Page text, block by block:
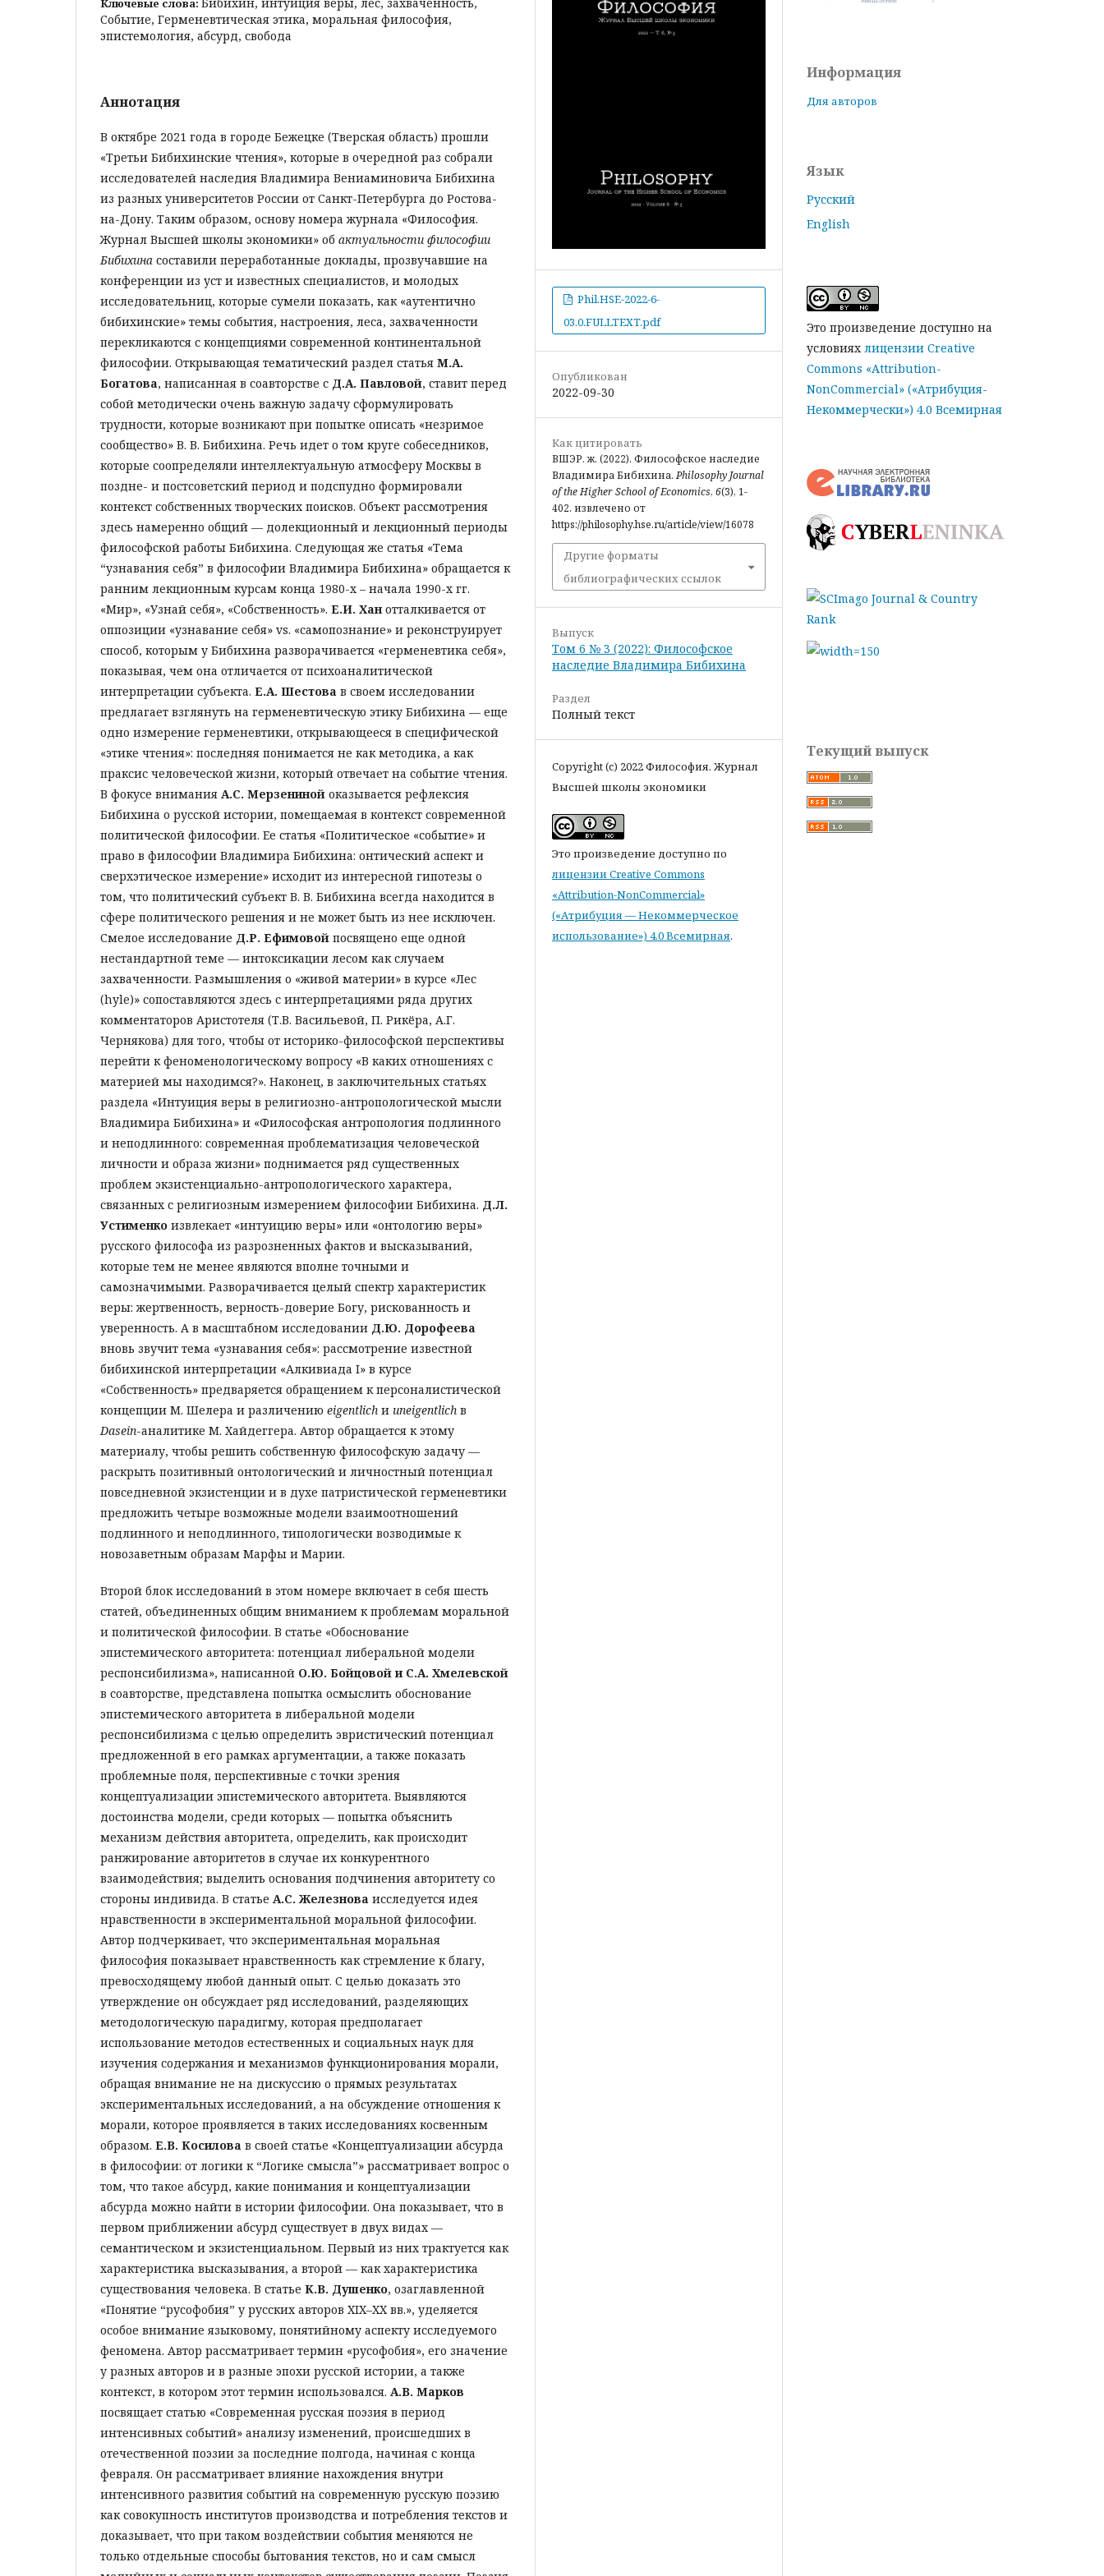
Ключевые слова:
Событие, Герменевтическая этика, моральная философия,
эпистемология, абсурд, свобода
Аннотация
В октябре 2021 года в городе Бежецке (Тверская область) прошли
«Третьи Бибихинские чтения», которые в очередной раз собрали
исследователей наследия Владимира Вениаминовича Бибихина
из разных университетов России от Санкт-Петербурга до Ростова-
на-Дону. Таким образом, основу номера журнала «Философия.
Журнал Высшей школы экономики» об актуальности философии
Бибихина составили переработанные доклады, прозвучавшие на
конференции из уст и известных специалистов, и молодых
исследовательниц, которые сумели показать, как «аутентично
бибихинские» темы события, настроения, леса, захваченности
перекликаются с концепциями современной континентальной
философии. Открывающая тематический раздел статья М.А.
Богатова, написанная в соавторстве с Д.А. Павловой, ставит перед
собой методически очень важную задачу сформулировать
трудности, которые возникают при попытке описать «незримое
сообщество» В. В. Бибихина. Речь идет о том круге собеседников,
которые соопределяли интеллектуальную атмосферу Москвы в
поздне- и постсоветский период и подспудно формировали
контекст собственных творческих поисков. Объект рассмотрения
здесь намеренно общий — долекционный и лекционный периоды
философской работы Бибихина. Cледующая же статья «Тема
“узнавания себя” в философии Владимира Бибихина» обращается к
ранним лекционным курсам конца 1980-х – начала 1990-х гг.
«Мир», «Узнай себя», «Собственность». Е.И. Ханотталкивается от
оппозиции «узнавание себя» vs. «самопознание» и реконструирует
способ, которым у Бибихина разворачивается «герменевтика себя»,
показывая, чем она отличается от психоаналитической
интерпретации субъекта. Е.А. Шестова в своем исследовании
предлагает взглянуть на герменевтическую этику Бибихина — еще
одно измерение герменевтики, открывающееся в специфической
«этике чтения»: последняя понимается не как методика, а как
праксис человеческой жизни, который отвечает на событие чтения.
В фокусе внимания А.С. Мерзениной оказывается рефлексия
Бибихина о русской истории, помещаемая в контекст современной
политической философии. Ее статья «Политическое «событие» и
право в философии Владимира Бибихина: онтический аспект и
сверхэтическое измерение» исходит из интересной гипотезы о
том, что политический субъект В. В. Бибихина всегда находится в
сфере политического решения и не может быть из нее исключен.
Смелое исследование Д.Р. Ефимовой посвящено еще одной
нестандартной теме — интоксикации лесом как случаем
захваченности. Размышления о «живой материи» в курсе «Лес
(hyle)» сопоставляются здесь с интерпретациями ряда других
комментаторов Аристотеля (Т.В. Васильевой, П. Рикёра, А.Г.
Чернякова) для того, чтобы от историко-философской перспективы
перейти к феноменологическому вопросу «В каких отношениях с
материей мы находимся?». Наконец, в заключительных статьях
раздела «Интуиция веры в религиозно-антропологической мысли
Владимира Бибихина» и «Философская антропология подлинного
и неподлинного: современная проблематизация человеческой
личности и образа жизни» поднимается ряд существенных
проблем экзистенциально-антропологического характера,
связанных с религиозным измерением философии Бибихина. Д.Л.
Устименко извлекает «интуицию веры» или «онтологию веры»
русского философа из разрозненных фактов и высказываний,
которые тем не менее являются вполне точными и
самозначимыми. Разворачивается целый спектр характеристик
веры: жертвенность, верность-доверие Богу, рискованность и
уверенность. А в масштабном исследовании Д.Ю. Дорофеева
вновь звучит тема «узнавания себя»: рассмотрение известной
бибихинской интерпретации «Алкивиада I» в курсе
«Собственность» предваряется обращением к персоналистической
концепции М. Шелера и различению eigentlich и uneigentlich в
Dasein-аналитике М. Хайдеггера. Автор обращается к этому
материалу, чтобы решить собственную философскую задачу —
раскрыть позитивный онтологический и личностный потенциал
повседневной экзистенции и в духе патристической герменевтики
предложить четыре возможные модели взаимоотношений
подлинного и неподлинного, типологически возводимые к
новозаветным образам Марфы и Марии.
Второй блок исследований в этом номере включает в себя шесть
статей, объединенных общим вниманием к проблемам моральной
и политической философии. В статье «Обоснование
эпистемического авторитета: потенциал либеральной модели
респонсибилизма», написанной О.Ю. Бойцовой и С.А. Хмелевской
в соавторстве, представлена попытка осмыслить обоснование
эпистемического авторитета в либеральной модели
респонсибилизма с целью определить эвристический потенциал
предложенной в его рамках аргументации, а также показать
проблемные поля, перспективные с точки зрения
концептуализации эпистемического авторитета. Выявляются
достоинства модели, среди которых — попытка объяснить
механизм действия авторитета, определить, как происходит
ранжирование авторитетов в случае их конкурентного
взаимодействия; выделить основания подчинения авторитету со
стороны индивида. В статье А.С. Железнова исследуется идея
нравственности в экспериментальной моральной философии.
Автор подчеркивает, что экспериментальная моральная
философия показывает нравственность как стремление к благу,
превосходящему любой данный опыт. С целью доказать это
утверждение он обсуждает ряд исследований, разделяющих
методологическую парадигму, которая предполагает
использование методов естественных и социальных наук для
изучения содержания и механизмов функционирования морали,
обращая внимание не на дискуссию о прямых результатах
экспериментальных исследований, а на обсуждение отношения к
морали, которое проявляется в таких исследованиях косвенным
образом. Е.В. Косилова в своей статье «Концептуализации абсурда
в философии: от логики к “Логике смысла”» рассматривает вопрос о
том, что такое абсурд, какие понимания и концептуализации
абсурда можно найти в истории философии. Она показывает, что в
первом приближении абсурд существует в двух видах —
семантическом и экзистенциальном. Первый из них трактуется как
характеристика высказывания, а второй — как характеристика
существования человека. В статье К.В. Душенко, озаглавленной
«Понятие “русофобия” у русских авторов XIX–XX вв.», уделяется
особое внимание языковому, понятийному аспекту исследуемого
феномена. Автор рассматривает термин «русофобия», его значение
у разных авторов и в разные эпохи русской истории, а также
контекст, в котором этот термин использовался. А.В. Марков
посвящает статью «Современная русская поэзия в период
интенсивных событий» анализу изменений, происшедших в
отечественной поэзии за последние полгода, начиная с конца
февраля. Он рассматривает влияние нахождения внутри
интенсивного развития событий на современную русскую поэзию
как совокупность институтов производства и потребления текстов и
доказывает, что при таком воздействии события меняются не
только отдельные способы бытования текстов, но и сам смысл
Phil.HSE-2022-6-
03.0.FULLTEXT.pdf
Опубликован
2022-09-30
Как цитировать
ВШЭР. ж. (2022). Философское наследие
Владимира Бибихина.Philosophy Journal
of the Higher School of Economics, 6(3), 1-
402. извлечено от
https://philosophy.hse.ru/article/view/16078
Другие форматы
библиографических ссылок
Выпуск
Том 6 № 3 (2022): Философское
наследие Владимира Бибихина
Раздел
Полный текст
Copyright (c) 2022 Философия. Журнал
Высшей школы экономики
Это произведение доступно по
лицензии Creative Commons
«Attribution-NonCommercial»
(«Атрибуция — Некоммерческое
использование») 4.0 Всемирная.
Информация
Для авторов
Язык
Русский
English
Это произведение доступно на
условиях лицензии Creative
Commons «Attribution-
NonCommercial» («Атрибуция-
Некоммерчески») 4.0 Всемирная
Текущий выпуск